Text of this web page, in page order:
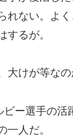
れない。よ
するが。
大けが等なの
ビー選手の
一人だ。